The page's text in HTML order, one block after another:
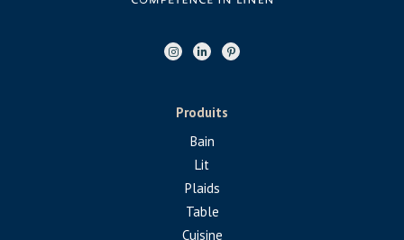
Produits
Bain
Lit
Plaids
Table
Cuisine